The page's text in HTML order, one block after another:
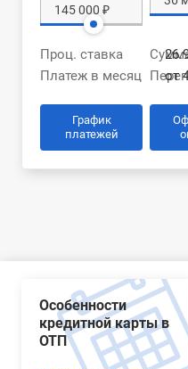
Проц. ставка
Платеж в месяц
от
График
платежей
Особенности
кредитной карты в
ОТП